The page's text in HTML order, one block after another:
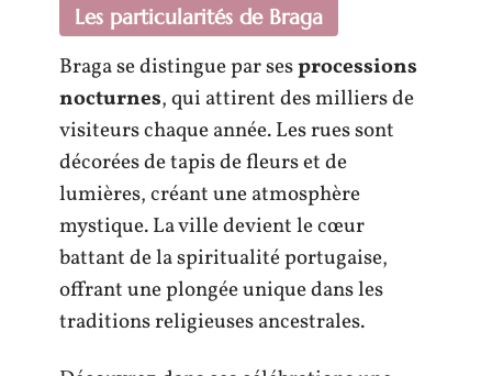
Les particularités de Braga
Braga se distingue par sesprocessions
nocturnes, qui attirent des milliers de
visiteurs chaque année. Les rues sont
décorées de tapis de fleurs et de
lumières, créant une atmosphère
mystique. La ville devient le cœur
battant de la spiritualité portugaise,
offrant une plongée unique dans les
traditions religieuses ancestrales.